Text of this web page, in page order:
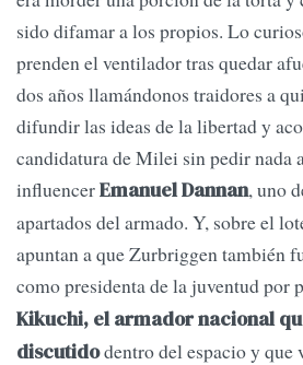
sido difamar a los propios. Lo
prenden el ventilador tras quedar
dos años llamándonos traidores a
difundir las ideas de la libertad y
candidatura de Milei sin pedir nada
influencerEmanuel Dannan, uno
apartados del armado. Y, sobre el
apuntan a que Zurbriggen también
como presidenta de la juventud por
Kikuchi, el armador nacional
discutidodentro del espacio y que